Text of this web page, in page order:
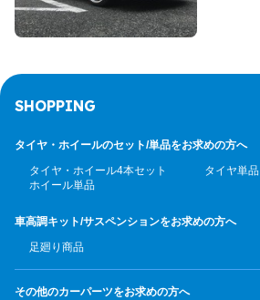
SHOPPING
タイヤ・ホイールのセット/単品をお求めの方へ
タイヤ・ホイール4本セット
タイヤ単品
ホイール単品
車高調キット/サスペンションをお求めの方へ
足廻り商品
その他のカーパーツをお求めの方へ